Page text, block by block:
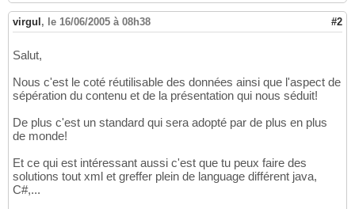
virgul , le 16/06/2005 à 08h38 #2
Salut,
Nous c'est le coté réutilisable des données ainsi que l'aspect de
sépération du contenu et de la présentation qui nous séduit!
De plus c'est un standard qui sera adopté par de plus en plus
de monde!
Et ce qui est intéressant aussi c'est que tu peux faire des
solutions tout xml et greffer plein de language différent java,
C#,...